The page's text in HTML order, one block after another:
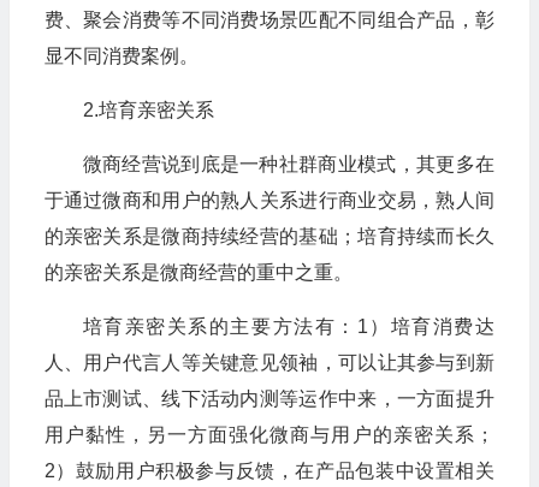
费、聚会消费等不同消费场景匹配不同组合产品，彰
显不同消费案例。
2.培育亲密关系
微商经营说到底是一种社群商业模式，其更多在
于通过微商和用户的熟人关系进行商业交易，熟人间
的亲密关系是微商持续经营的基础；培育持续而长久
的亲密关系是微商经营的重中之重。
培育亲密关系的主要方法有：1）培育消费达
人、用户代言人等关键意见领袖，可以让其参与到新
品上市测试、线下活动内测等运作中来，一方面提升
用户黏性，另一方面强化微商与用户的亲密关系；
2）鼓励用户积极参与反馈，在产品包装中设置相关